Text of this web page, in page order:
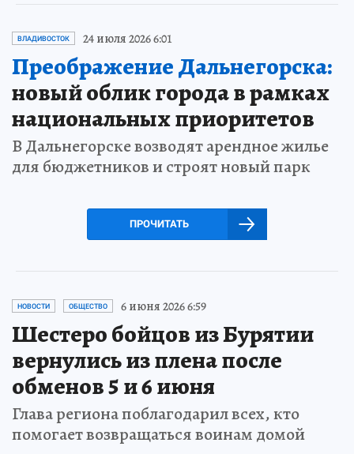
ВЛАДИВОСТОК 24 июля 2026 6:01
Преображение Дальнегорска:
новый облик города в рамках
национальных приоритетов
В Дальнегорске возводят арендное жилье
для бюджетников и строят новый парк
ПРОЧИТАТЬ
НОВОСТИ ОБЩЕСТВО 6 июня 2026 6:59
Шестеро бойцов из Бурятии
вернулись из плена после
обменов 5 и 6 июня
Глава региона поблагодарил всех, кто
помогает возвращаться воинам домой